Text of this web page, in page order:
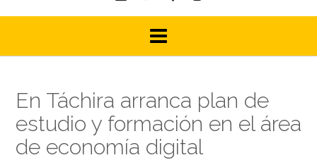
En Táchira arranca plan de
estudio y formación en el área
de economía digital